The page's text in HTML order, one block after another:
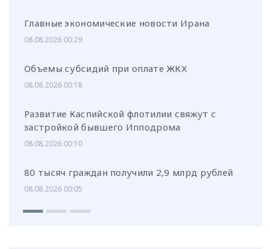
Главные экономические новости Ирана
08.08.2026 00:29
Объемы субсидий при оплате ЖКХ
08.08.2026 00:18
Развитие Каспийской флотилии свяжут с
застройкой бывшего Ипподрома
08.08.2026 00:10
80 тысяч граждан получили 2,9 млрд рублей
08.08.2026 00:05